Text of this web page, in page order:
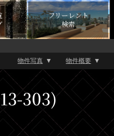
フリーレント
検索
物件写真 物件概要
303)